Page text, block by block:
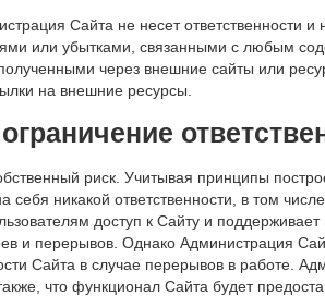
Сайта не несет ответственности
или убытками, связанными с любым
через внешние сайты или
на внешние ресурсы.
риск. Учитывая принципы
никакой ответственности, в том
доступ к Сайту и
и перерывов. Однако Администрация
Сайта в случае перерывов в работе.
что функционал Сайта будет